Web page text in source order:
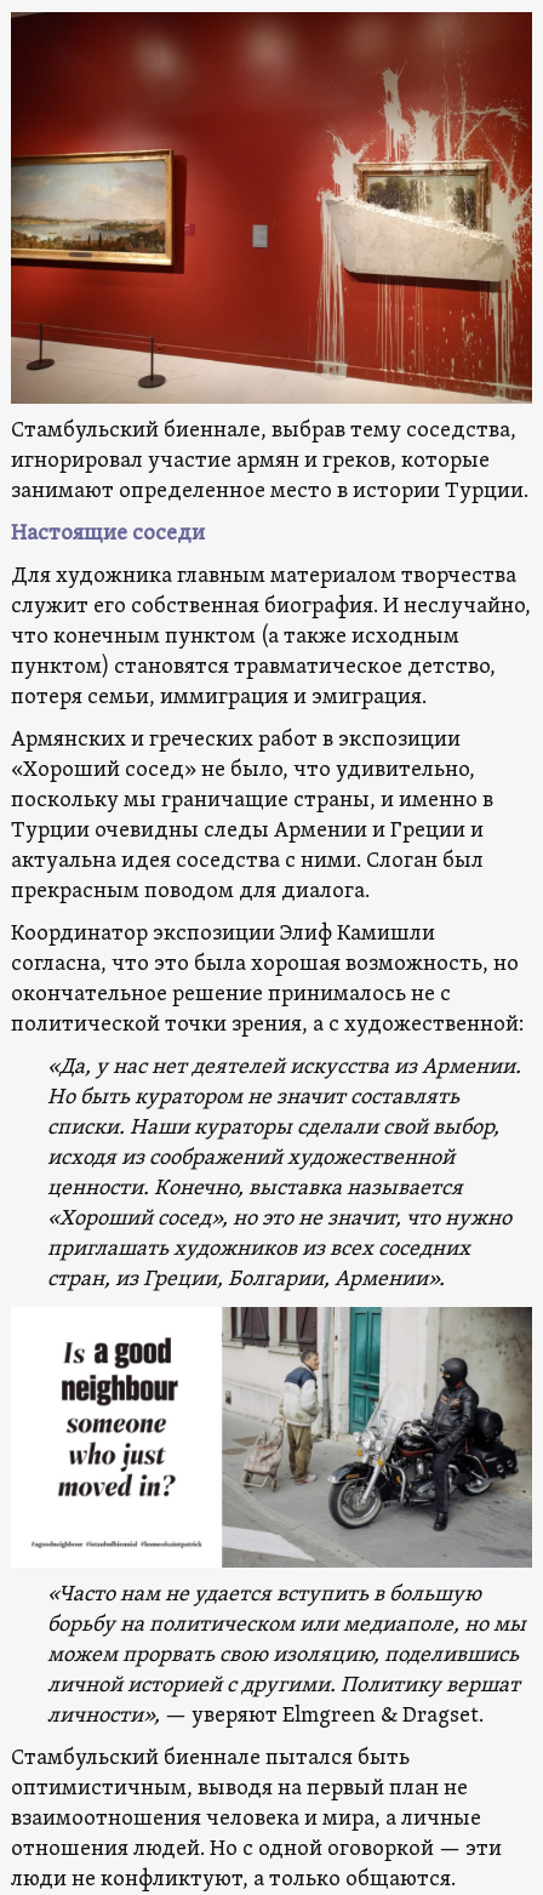
Стамбульский биеннале, выбрав тему соседства,
игнорировал участие армян и греков, которые
занимают определенное место в истории Турции.
Настоящие соседи
Для художника главным материалом творчества
служит его собственная биография. И неслучайно,
что конечным пунктом (а также исходным
пунктом) становятся травматическое детство,
потеря семьи, иммиграция и эмиграция.
Армянских и греческих работ в экспозиции
«Хороший сосед» не было, что удивительно,
поскольку мы граничащие страны, и именно в
Турции очевидны следы Армении и Греции и
актуальна идея соседства с ними. Слоган был
прекрасным поводом для диалога.
Координатор экспозиции Элиф Камишли
согласна, что это была хорошая возможность, но
окончательное решение принималось не с
политической точки зрения, а с художественной:
«Да, у нас нет деятелей искусства из Армении.
Но быть куратором не значит составлять
списки. Наши кураторы сделали свой выбор,
исходя из соображений художественной
ценности. Конечно, выставка называется
«Хороший сосед», но это не значит, что нужно
приглашать художников из всех соседних
стран, из Греции, Болгарии, Армении».
«Часто нам не удается вступить в большую
борьбу на политическом или медиаполе, но мы
можем прорвать свою изоляцию, поделившись
личной историей с другими. Политику вершат
личности», — уверяют Elmgreen & Dragset.
Стамбульский биеннале пытался быть
оптимистичным, выводя на первый план не
взаимоотношения человека и мира, а личные
отношения людей. Но с одной оговоркой — эти
люди не конфликтуют, а только общаются.